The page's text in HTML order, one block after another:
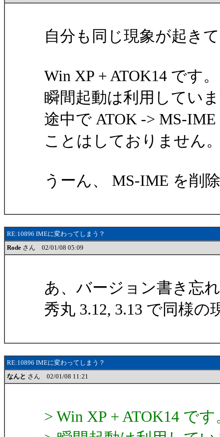
自分も同じ現象が起き
Win XP + ATOK14 です。
瞬間起動は利用してい
途中で ATOK -> MS-
ことはしておりません
うーん、 MS-IME を削
RE:10896 IMEに変わってしまう？
Rode さん 02/01/08 05:09
あ、バージョン書き忘
秀丸 3.12, 3.13 で同様
RE:10896 IMEに変わってしまう？
なんと さん 02/01/08 11:21
> Win XP + ATOK14 です